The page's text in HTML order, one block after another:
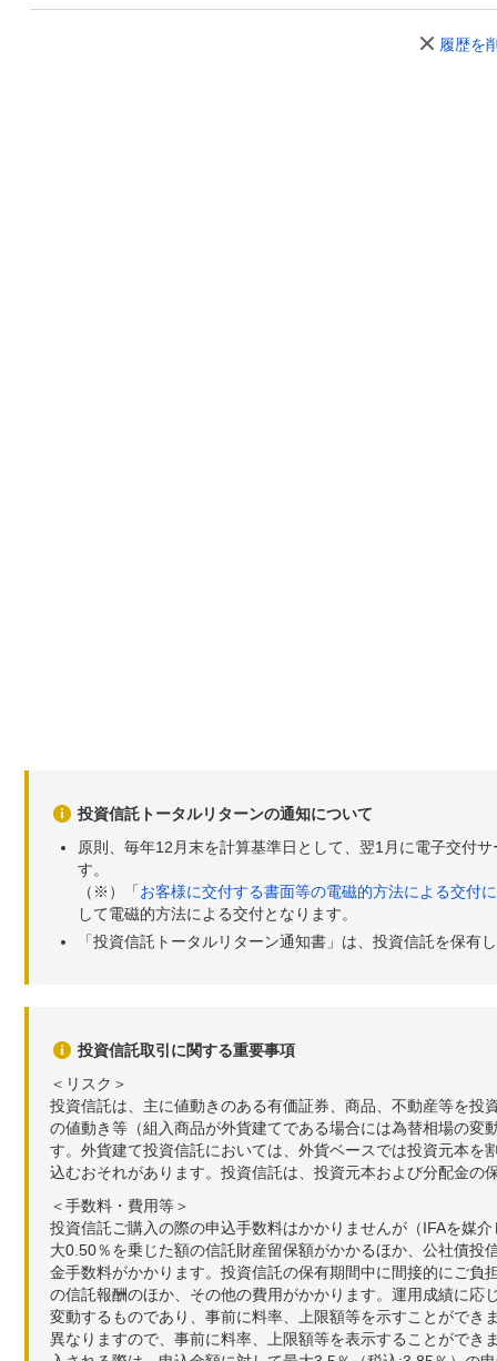
履歴を
投資信託トータルリターンの通知について
原則、毎年12月末を計算基準日として、翌1月に電子交付
す。
（※）「お客様に交付する書面等の電磁的方法による交付
して電磁的方法による交付となります。
「投資信託トータルリターン通知書」は、投資信託を保有
投資信託取引に関する重要事項
＜リスク＞
投資信託は、主に値動きのある有価証券、商品、不動産等を
の値動き等（組入商品が外貨建てである場合には為替相場の
す。外貨建て投資信託においては、外貨ベースでは投資元本
込むおそれがあります。投資信託は、投資元本および分配金の
＜手数料・費用等＞
投資信託ご購入の際の申込手数料はかかりませんが（IFAを媒
大0.50％を乗じた額の信託財産留保額がかかるほか、公社債
金手数料がかかります。投資信託の保有期間中に間接的にご
の信託報酬のほか、その他の費用がかかります。運用成績に
変動するものであり、事前に料率、上限額等を示すことがで
異なりますので、事前に料率、上限額等を表示することがで